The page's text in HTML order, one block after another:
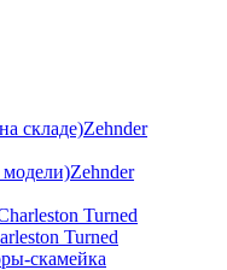
Zehnder
Zehnder
Turned
скамейка